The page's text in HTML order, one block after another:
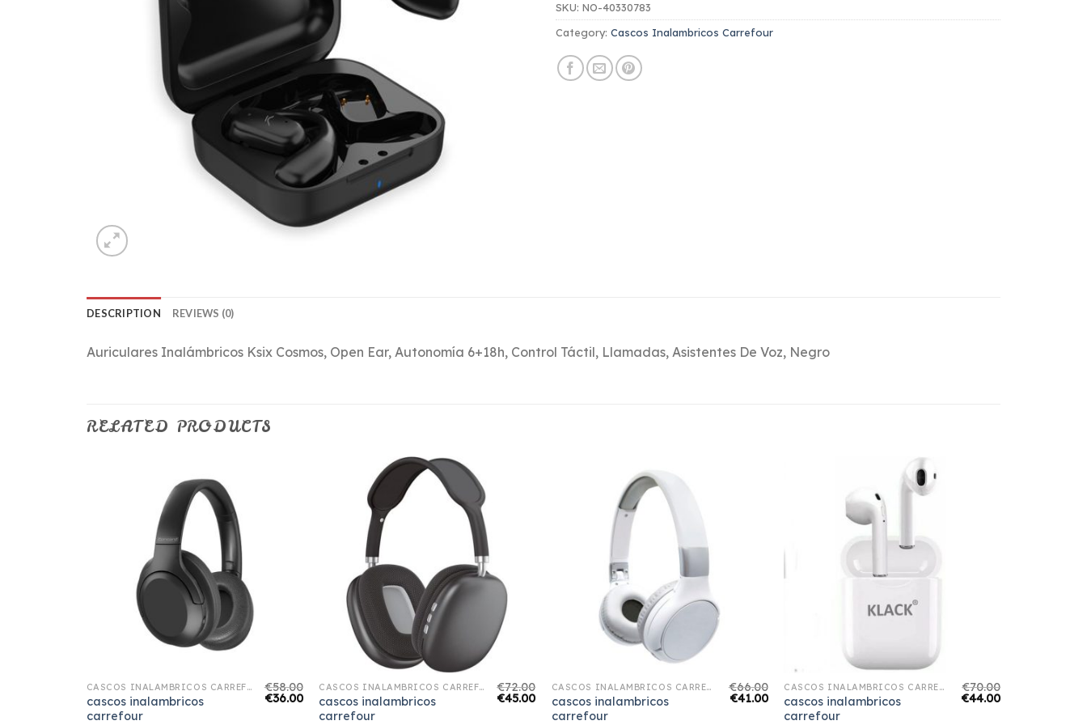
SKU: NO-40330783
Category: Cascos Inalambricos Carrefour
DESCRIPTION REVIEWS (0)
Auriculares Inalámbricos Ksix Cosmos, Open Ear, Autonomía 6+18h, Control Táctil, Llamadas, Asistentes De Voz, Negro
RELATED PRODUCTS
CASCOS INALAMBRICOS CARREFOUR
cascos inalambricos
carrefour
€58.00
€36.00
CASCOS INALAMBRICOS CARREFOUR
cascos inalambricos
carrefour
€72.00
€45.00
CASCOS INALAMBRICOS CARREFOUR
cascos inalambricos
carrefour
€66.00
€41.00
CASCOS INALAMBRICOS CARREFOUR
cascos inalambricos
carrefour
€70.00
€44.00